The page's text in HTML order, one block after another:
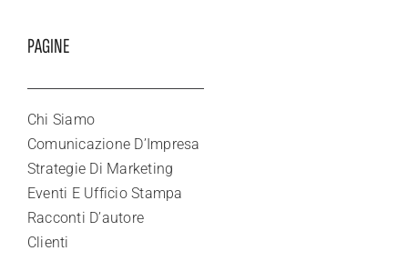
PAGINE
Chi Siamo
Comunicazione D’Impresa
Strategie Di Marketing
Eventi E Ufficio Stampa
Racconti D’autore
Clienti